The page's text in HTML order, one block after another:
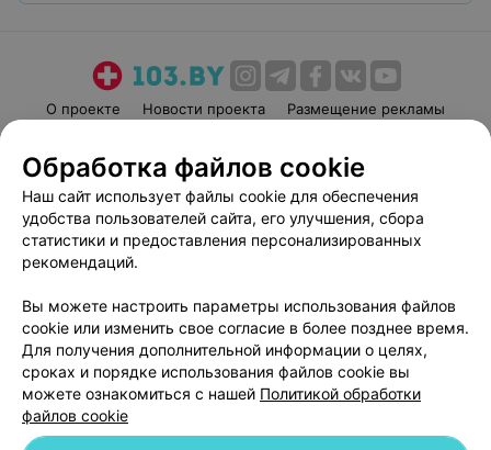
О проекте Новости проекта
Размещение рекламы
Пользовательское соглашение
Способы оплаты
Вакансии
Партнеры
Написать руководителю 103.by
Обработка персональных данных
Обработка файлов cookie
Наш сайт использует файлы cookie для обеспечения
удобства пользователей сайта, его улучшения, сбора
статистики и предоставления персонализированных
рекомендаций.
Вы можете настроить параметры использования файлов
cookie или изменить свое согласие в более позднее время.
Для получения дополнительной информации о целях,
сроках и порядке использования файлов cookie вы
можете ознакомиться с нашей Политикой обработки
файлов cookie